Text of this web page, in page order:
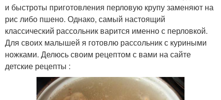
и быстроты приготовления перловую крупу заменяют на
рис либо пшено. Однако, самый настоящий
классический рассольник варится именно с перловкой.
Для своих малышей я готовлю рассольник с куриными
ножками. Делюсь своим рецептом с вами на сайте
детские рецепты :